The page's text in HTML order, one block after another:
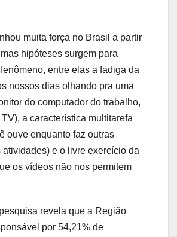
muita força no Brasil a partir
hipóteses surgem para
entre elas a fadiga da
nossos dias olhando pra uma
do computador do trabalho,
a característica multitarefa
ouve enquanto faz outras
atividades) e o livre exercício da
os vídeos não nos permitem
revela que a Região
por 54,21% de